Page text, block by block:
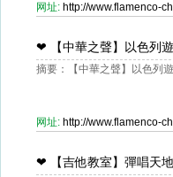
网址: http://www.flamenco-
❤ 【中華之聲】以色列
摘要：【中華之聲】以色列
网址: http://www.flamenco-
❤ 【吉他教室】彈唱天